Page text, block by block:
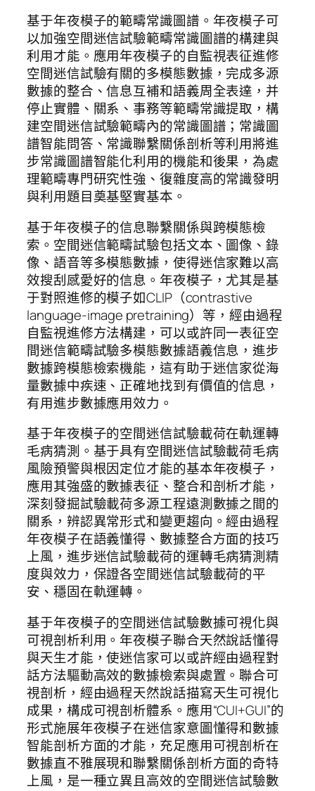
基于年夜模子的範疇常識圖譜。年夜模子可
以加強空間迷信試驗範疇常識圖譜的構建與
利用才能。應用年夜模子的自監視表征進修
空間迷信試驗有關的多模態數據，完成多源
數據的整合、信息互補和語義周全表達，并
停止實體、關系、事務等範疇常識提取，構
建空間迷信試驗範疇內的常識圖譜；常識圖
譜智能問答、常識聯繫關係剖析等利用將進
步常識圖譜智能化利用的機能和後果，為處
理範疇專門研究性強、復雜度高的常識發明
與利用題目奠基堅實基本。
基于年夜模子的信息聯繫關係與跨模態檢
索。空間迷信範疇試驗包括文本、圖像、錄
像、語音等多模態數據，使得迷信家難以高
效搜刮感愛好的信息。年夜模子，尤其是基
于對照進修的模子如CLIP（contrastive
language-image pretraining）等，經由過程
自監視進修方法構建，可以或許同一表征空
間迷信範疇試驗多模態數據語義信息，進步
數據跨模態檢索機能，這有助于迷信家從海
量數據中疾速、正確地找到有價值的信息，
有用進步數據應用效力。
基于年夜模子的空間迷信試驗載荷在軌運轉
毛病猜測。基于具有空間迷信試驗載荷毛病
風險預警與根因定位才能的基本年夜模子，
應用其強盛的數據表征、整合和剖析才能，
深刻發掘試驗載荷多源工程遠測數據之間的
關系，辨認異常形式和變更趨向。經由過程
年夜模子在語義懂得、數據整合方面的技巧
上風，進步迷信試驗載荷的運轉毛病猜測精
度與效力，保證各空間迷信試驗載荷的平
安、穩固在軌運轉。
基于年夜模子的空間迷信試驗數據可視化與
可視剖析利用。年夜模子聯合天然說話懂得
與天生才能，使迷信家可以或許經由過程對
話方法驅動高效的數據檢索與處置。聯合可
視剖析，經由過程天然說話描寫天生可視化
成果，構成可視剖析體系。應用“CUI+GUI”的
形式施展年夜模子在迷信家意圖懂得和數據
智能剖析方面的才能，充足應用可視剖析在
數據直不雅展現和聯繫關係剖析方面的奇特
上風，是一種立異且高效的空間迷信試驗數